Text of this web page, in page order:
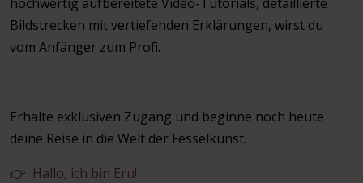
Bildstrecken mit vertiefenden Erklärungen, wirst du
vom Anfänger zum Profi.
Erhalte exklusiven Zugang und beginne noch heute
deine Reise in die Welt der Fesselkunst.
👉 Hallo, ich bin Eru!